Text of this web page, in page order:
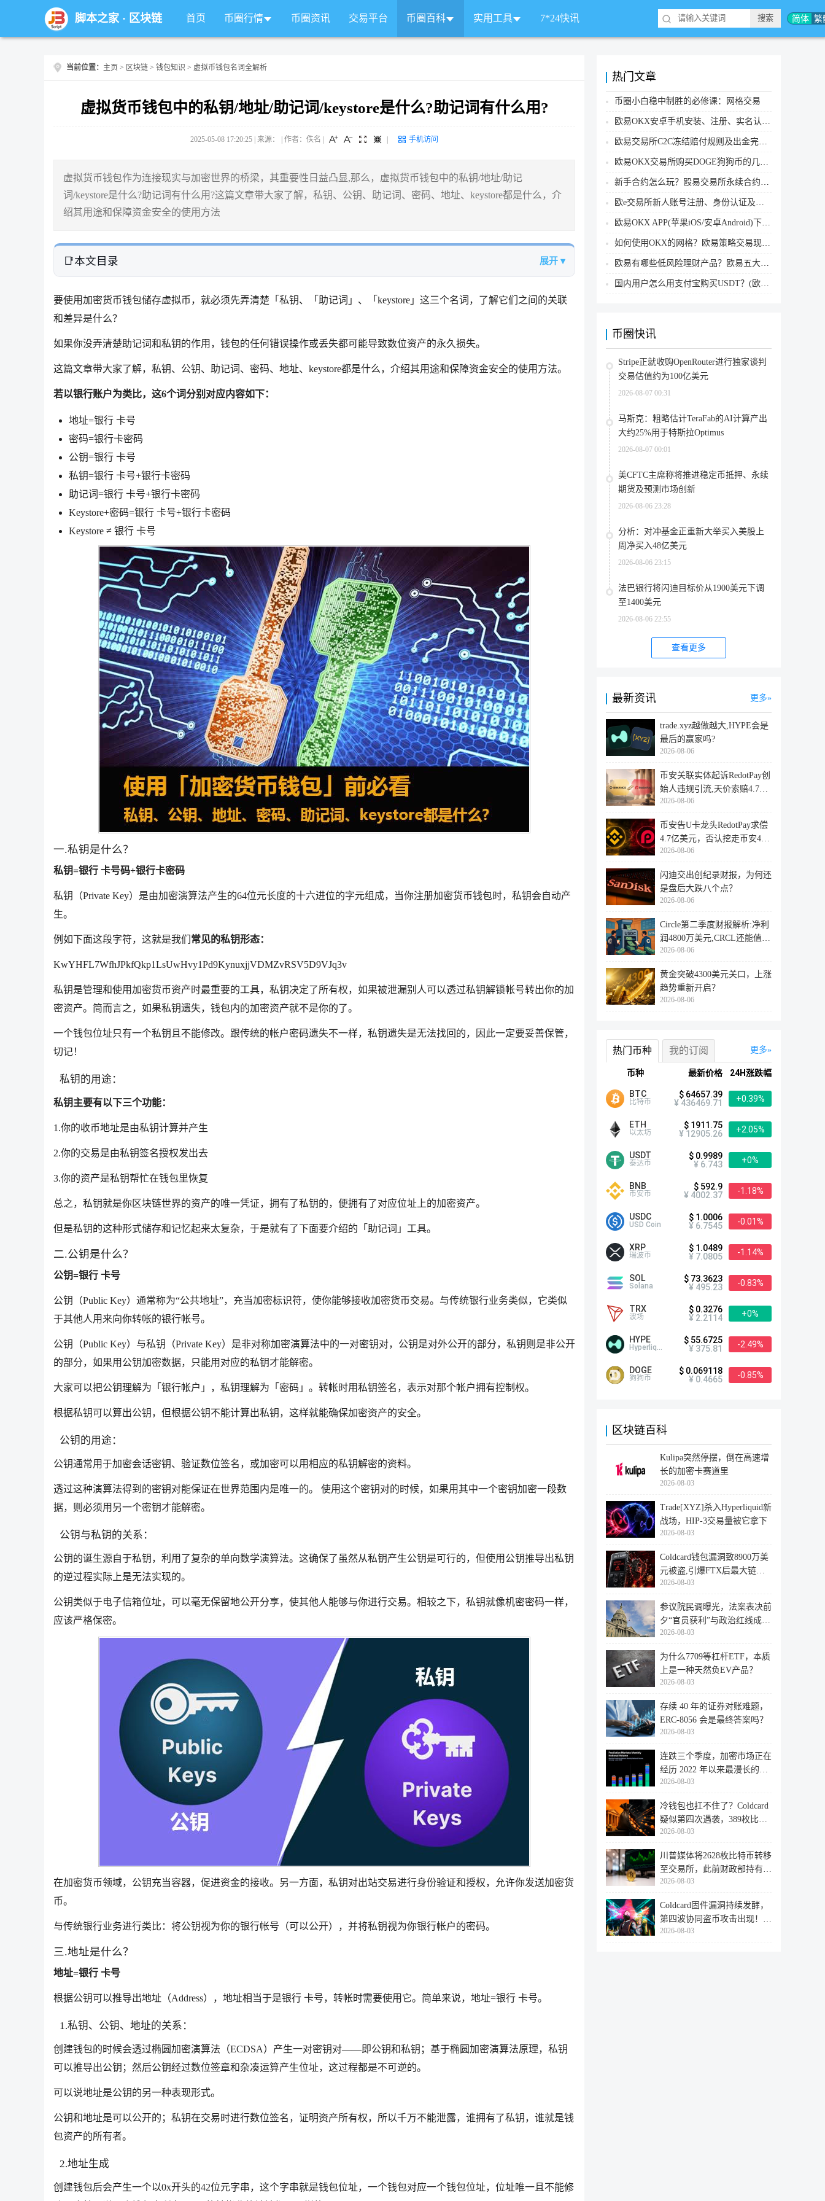
简体 繁
脚本之家· 区块链 首页 币圈行情 币圈资讯 交易平台 币圈百科 实用工具 7*24快讯
当前位置： 主页 > 区块链 > 钱包知识 > 虚拟币钱包名词全解析
虚拟货币钱包中的私钥/地址/助记词/keystore是什么?助记词有什么用?
2025-05-08 17:20:25 | 来源： | 作者：佚名 手机访问
虚拟货币钱包作为连接现实与加密世界的桥梁，其重要性日益凸显,那么，虚拟货币钱包中的私钥/地址/助记
词/keystore是什么?助记词有什么用?这篇文章带大家了解，私钥、公钥、助记词、密码、地址、keystore都是什么，介
绍其用途和保障资金安全的使用方法
本文目录 展开 ▾
要使用加密货币钱包储存虚拟币，就必须先弄清楚「私钥、「助记词」、「keystore」这三个名词，了解它们之间的关联
和差异是什么？
如果你没弄清楚助记词和私钥的作用，钱包的任何错误操作或丢失都可能导致数位资产的永久损失。
这篇文章带大家了解，私钥、公钥、助记词、密码、地址、keystore都是什么，介绍其用途和保障资金安全的使用方法。
若以银行账户为类比，这6个词分别对应内容如下：
地址=银行 卡号
密码=银行卡密码
公钥=银行 卡号
私钥=银行 卡号+银行卡密码
助记词=银行 卡号+银行卡密码
Keystore+密码=银行 卡号+银行卡密码
Keystore ≠ 银行 卡号
一.私钥是什么？
私钥=银行 卡号码+银行卡密码
私钥（Private Key）是由加密演算法产生的64位元长度的十六进位的字元组成，当你注册加密货币钱包时，私钥会自动产
生。
例如下面这段字符，这就是我们 常见的私钥形态：
KwYHFL7WfhJPkfQkp1LsUwHvy1Pd9KynuxjjVDMZvRSV5D9VJq3v
私钥是管理和使用加密货币资产时最重要的工具，私钥决定了所有权，如果被泄漏别人可以透过私钥解锁帐号转出你的加
密资产。简而言之， 如果私钥遗失，钱包内的加密资产就不是你的了。
一个钱包位址只有一个私钥且不能修改。跟传统的帐户密码遗失不一样，私钥遗失是无法找回的，因此一定要妥善保管，
切记！
私钥的用途：
私钥主要有以下三个功能：
1.你的收币地址是由私钥计算并产生
2.你的交易是由私钥签名授权发出去
3.你的资产是私钥帮忙在钱包里恢复
总之，私钥就是你区块链世界的资产的唯一凭证，拥有了私钥​​的，便拥有了对应位址上的加密资产。
但是私钥的这种形式储存和记忆起来太复杂，于是就有了下面要介绍的「助记词」工具。
二.公钥是什么？
公钥=银行 卡号
公钥（Public Key）通常称为“公共地址”，充当加密标识符，使你能够接收加密货币交易。与传统银行业务类似，它类似
于其他人用来向你转帐的银行帐号。
公钥（Public Key）与私钥（Private Key）是非对称加密演算法中的一对密钥对，公钥是对外公开的部分，私钥则是非公开
的部分，如果用公钥加密数据，只能用对应的私钥才能解密。
大家可以把公钥理解为「银行帐户」，私钥理解为「密码」。转帐时用私钥签名，表示对那个帐户拥有控制权。
根据私钥可以算出公钥，但根据公钥不能计算出私钥，这样就能确保加密资产的安全。
公钥的用途：
公钥通常用于加密会话密钥、验证数位签名，或加密可以用相应的私钥解密的资料。
透过这种演算法得到的密钥对能保证在世界范围内是唯一的。 使用这个密钥对的时候，如果用其中一个密钥加密一段数
据，则必须用另一个密钥才能解密。
公钥与私钥的关系：
公钥的诞生源自于私钥，利用了复杂的单向数学演算法。这确保了虽然从私钥产生公钥是可行的，但使用公钥推导出私钥
的逆过程实际上是无法实现的。
公钥类似于电子信箱位址，可以毫无保留地公开分享，使其他人能够与你进行交易。相较之下，私钥就像机密密码一样，
应该严格保密。
在加密货币领域，公钥充当容器，促进资金的接收。另一方面，私钥对出站交易进行身份验证和授权，允许你发送加密货
币。
与传统银行业务进行类比：将公钥视为你的银行帐号（可以公开），并将私钥视为你银行帐户的密码。
三.地址是什么？
地址=银行 卡号
根据公钥可以推导出地址（Address），地址相当于是银行 卡号，转帐时需要使用它。简单来说，地址=银行 卡号。
1.私钥、公钥、地址的关系：
创建钱包的时候会透过椭圆加密演算法（ECDSA）产生一对密钥对——即公钥和私钥；基于椭圆加密演算法原理，私钥
可以推导出公钥；然后公钥经过数位签章和杂凑运算产生位址，这过程都是不可逆的。
可以说地址是公钥的另一种表现形式。
公钥和地址是可以公开的；私钥在交易时进行数位签名，证明资产所有权，所以千万不能泄露，谁拥有了私钥​​，谁就是钱
包资产的所有者。
2.地址生成
创建钱包后会产生一个以0x开头的42位元字串，这个字串就是钱包位址，一个钱包对应一个钱包位址，位址唯一且不能修
热门文章
币圈小白稳中制胜的必修课：网格交易
欧易OKX安卓手机安装、注册、实名认证、买币转账新手实操教程
欧易交易所C2C冻结赔付规则及出金完整流程
欧易OKX交易所购买DOGE狗狗币的几个方式汇总
新手合约怎么玩？殴易交易所永续合约操作步骤教程(APP/Web端)
欧e交易所新人账号注册、身份认证及安全设置教程
欧易OKX APP(苹果iOS/安卓Android)下载图文教程
如何使用OKX的网格？欧易策略交易现货网格新手操作流程
欧易有哪些低风险理财产品？欧易五大低风险理财产品详细介绍
国内用户怎么用支付宝购买USDT？(欧易交易所为例)
币圈快讯
Stripe正就收购OpenRouter进行独家谈判
交易估值约为100亿美元
2026-08-07 00:31
马斯克：粗略估计TeraFab的AI计算产出
大约25%用于特斯拉Optimus
2026-08-07 00:01
美CFTC主席称将推进稳定币抵押、永续
期货及预测市场创新
2026-08-06 23:28
分析：对冲基金正重新大举买入美股上
周净买入48亿美元
2026-08-06 23:15
法巴银行将闪迪目标价从1900美元下调
至1400美元
2026-08-06 22:55
查看更多
最新资讯 更多
trade.xyz越做越大,HYPE会是
最后的赢家吗?
2026-08-06
币安关联实体起诉RedotPay创
始人违规引流,天价索赔4.728
亿美
2026-08-06
币安告U卡龙头RedotPay求偿
4.7亿美元，否认挖走币安47
万用户
2026-08-06
闪迪交出创纪录财报，为何还
是盘后大跌八个点？
2026-08-06
Circle第二季度财报解析:净利
润4800万美元,CRCL还能值得
投资
2026-08-06
黄金突破4300美元关口，上涨
趋势重新开启？
2026-08-06
更多
热门币种 我的订阅
币种 最新价格 24H涨跌幅
BTC
比特币
$ 64657.39
¥ 436469.71
+0.39%
ETH
以太坊
$ 1911.75
¥ 12905.26
+2.05%
USDT
泰达币
$ 0.9989
¥ 6.743
+0%
BNB
币安币
$ 592.9
¥ 4002.37
-1.18%
USDC
USD Coin
$ 1.0006
¥ 6.7545
-0.01%
XRP
瑞波币
$ 1.0489
¥ 7.0805
-1.14%
SOL
Solana
$ 73.3623
¥ 495.23
-0.83%
TRX
波场
$ 0.3276
¥ 2.2114
+0%
HYPE
Hyperliquid
$ 55.6725
¥ 375.81
-2.49%
DOGE
狗狗币
$ 0.069118
¥ 0.4665
-0.85%
区块链百科
Kulipa突然停摆，倒在高速增
长的加密卡赛道里
2026-08-03
Trade[XYZ]杀入Hyperliquid新
战场，HIP-3交易量被它拿下
2026-08-03
Coldcard钱包漏洞致8900万美
元被盗,引爆FTX后最大链上
迁移潮
2026-08-03
参议院民调曝光，法案表决前
夕“官员获利”与政治红线成最
大
2026-08-03
为什么7709等杠杆ETF，本质
上是一种天然负EV产品？
2026-08-03
存续 40 年的证券对账难题，
ERC-8056 会是最终答案吗？
2026-08-03
连跌三个季度，加密市场正在
经历 2022 年以来最漫长的退
潮
2026-08-03
冷钱包也扛不住了？Coldcard
疑似第四次遇袭，389枚比特
币失
2026-08-03
川普媒体将2628枚比特币转移
至交易所，此前财政部持有的
比特
2026-08-03
Coldcard固件漏洞持续发酵，
第四波协同盗币攻击出现！
462个
2026-08-03